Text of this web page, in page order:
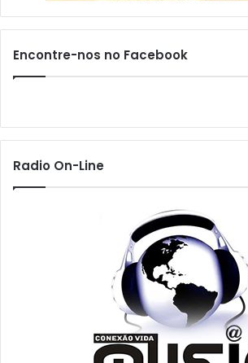
Encontre-nos no Facebook
Radio On-Line